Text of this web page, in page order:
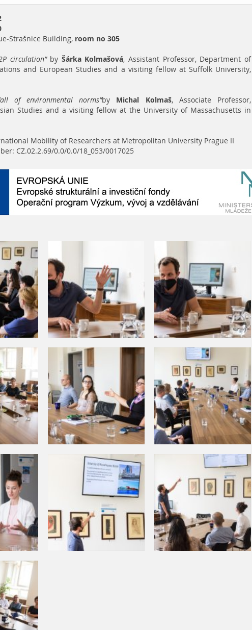
Strašnice Building, room no 305
circulation”by Šárka Kolmašová, Assistant Professor, Department of
and European Studies and a visiting fellow at Suffolk University,
of environmental norms”by Michal Kolmaš, Associate Professor,
Studies and a visiting fellow at the University of Massachusetts in
Mobility of Researchers at Metropolitan University Prague II
CZ.02.2.69/0.0/0.0/18_053/0017025